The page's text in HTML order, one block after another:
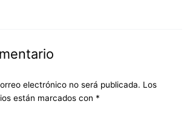
electrónico no será publicada. Los
están marcados con *